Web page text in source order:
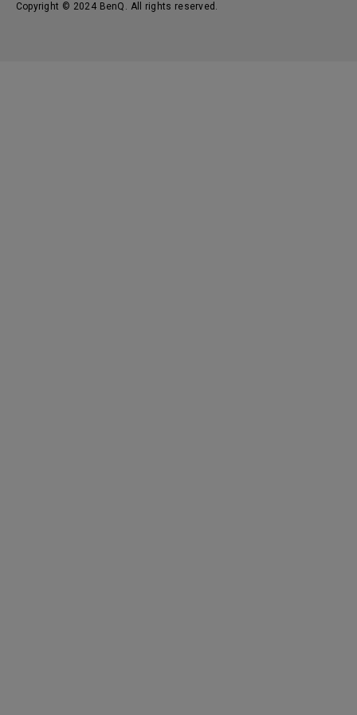
Copyright © 2024 BenQ. All rights reserved.